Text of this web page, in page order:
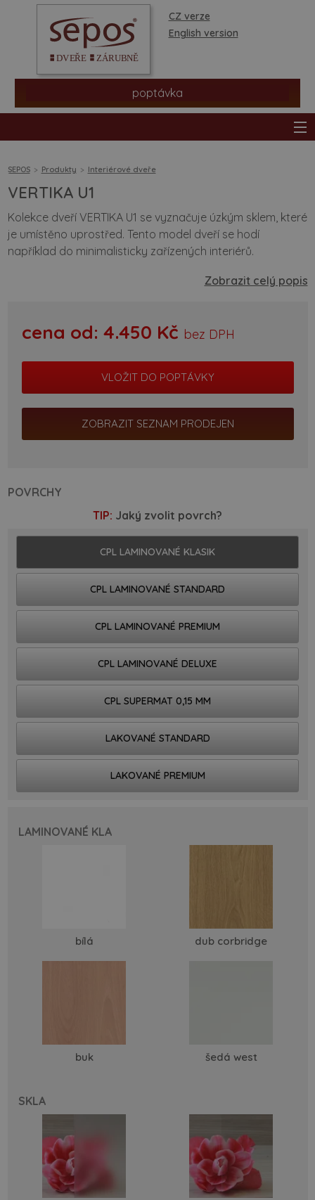
CZ verze
English version
poptávka
prodejní síť
SEPOS Produkty Interiérové dveře
VERTIKA U1
Kolekce dveří VERTIKA U1 se vyznačuje úzkým sklem, které
je umístěno uprostřed. Tento model dveří se hodí
například do minimalisticky zařízených interiérů.
Zobrazit celý popis
cena od: 4.450 Kč bez DPH
ZOBRAZIT SEZNAM PRODEJEN
POVRCHY
TIP: Jaký zvolit povrch?
CPL LAMINOVANÉ KLASIK
CPL LAMINOVANÉ STANDARD
CPL LAMINOVANÉ PREMIUM
CPL LAMINOVANÉ DELUXE
CPL SUPERMAT 0,15 MM
LAKOVANÉ STANDARD
LAKOVANÉ PREMIUM
LAMINOVANÉ KLA
bílá dub corbridge
buk šedá west
SKLA